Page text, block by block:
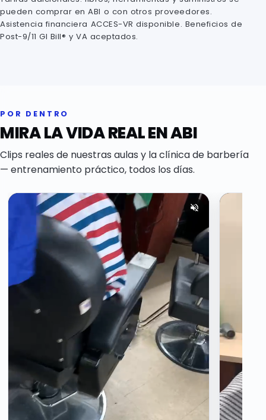
pueden comprar en ABI o con otros proveedores.
Asistencia financiera ACCES-VR disponible. Beneficios de
Post-9/11 GI Bill® y VA aceptados.
POR DENTRO
MIRA LA VIDA REAL EN ABI
Clips reales de nuestras aulas y la clínica de barbería
— entrenamiento práctico, todos los días.